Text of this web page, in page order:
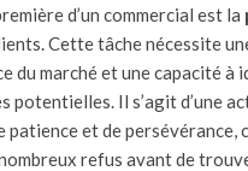
d’un commercial est la
Cette tâche nécessite
du marché et une capacité à
potentielles. Il s’agit d’une
patience et de persévérance,
refus avant de